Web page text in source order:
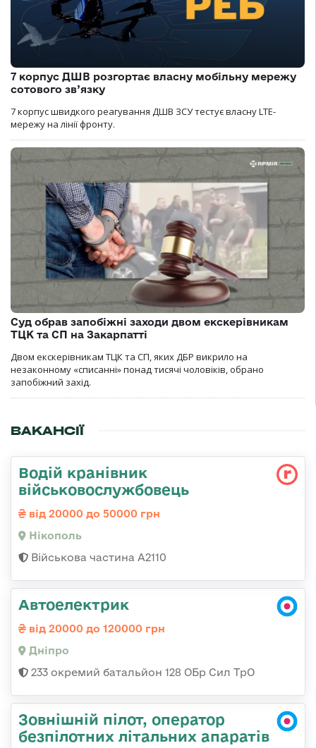
7 корпус ДШВ розгортає власну мобільну мережу
сотового зв’язку
7 корпус швидкого реагування ДШВ ЗСУ тестує власну LTE-
мережу на лінії фронту.
Суд обрав запобіжні заходи двом екскерівникам
ТЦК та СП на Закарпатті
Двом екскерівникам ТЦК та СП, яких ДБР викрило на
незаконному «списанні» понад тисячі чоловіків, обрано
запобіжний захід.
ВАКАНСІЇ
Водій кранівник
військовослужбовець
від 20000 до 50000 грн
Нікополь
Військова частина А2110
Автоелектрик
від 20000 до 120000 грн
Дніпро
233 окремий батальйон 128 ОБр Сил ТрО
Зовнішній пілот, оператор
безпілотних літальних апаратів